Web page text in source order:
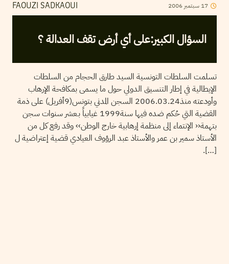
FAOUZI SADKAOUI 17 سبتمبر 2006
السؤال الكبير:على أي أرض تقف العدالة ؟
تسلمت السلطات التونسية السيد طارق الحجام من السلطات
الإيطالية في إطار التنسيق الدولي حول ما يسمى بمكافحة الإرهاب
وأودعته منذ2006.03.24 السجن المدني بتونس(9أفريل) على ذمة
القضية التي حُكم ضده فيها سنة1999 غيابياً بـعشر سنوات سجن
بتهمة‹‹ الإنتماء إلى منظمة إرهابية خارج الوطن›› وقد رفع كل من
الأستاذ سمير بن عمر والأستاذ عبد الرؤوف العيادي قضية إعتراضية ل
[…].